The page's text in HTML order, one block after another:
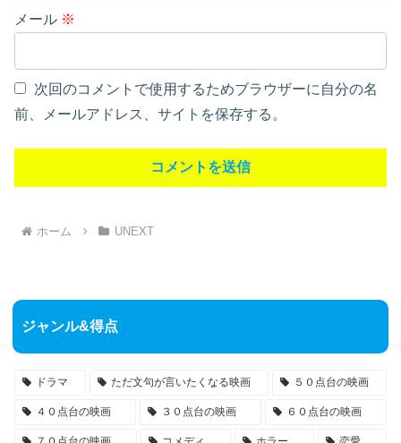
メール ※
次回のコメントで使用するためブラウザーに自分の名
前、メールアドレス、サイトを保存する。
ホーム UNEXT
ジャンル&得点
ドラマ ただ文句が言いたくなる映画 ５０点台の映画
４０点台の映画 ３０点台の映画 ６０点台の映画